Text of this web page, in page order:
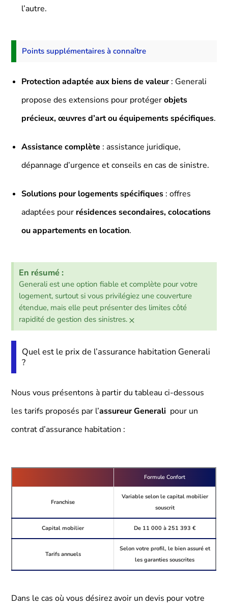
l’autre.
Points supplémentaires à connaître
Protection adaptée aux biens de valeur: Generali
propose des extensions pour protégerobjets
précieux, œuvres d’art ou équipements spécifiques.
Assistance complète : assistance juridique,
dépannage d’urgence et conseils en cas de sinistre.
Solutions pour logements spécifiques : offres
adaptées pour résidences secondaires, colocations
ou appartements en location.
En résumé :
Generali est une option fiable et complète pour votre
logement, surtout si vous privilégiez une couverture
étendue, mais elle peut présenter des limites côté
rapidité de gestion des sinistres. ×
Quel est le prix de l’assurance habitation Generali
?
Nous vous présentons à partir du tableau ci-dessous
les tarifs proposés par l’assureur Generali pour un
contrat d’assurance habitation :
Formule Confort
Franchise
Variable selon le capital mobilier
souscrit
Capital mobilier De 11 000 à 251 393 €
Tarifs annuels
Selon votre profil, le bien assuré et
les garanties souscrites
Dans le cas où vous désirez avoir un devis pour votre